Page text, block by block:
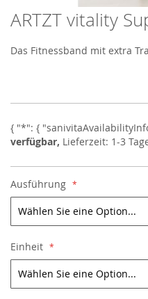
Skip
to
the
beginning
images
ARTZT vitality
Das Fitnessband mit extra
verfügbar, Lieferzeit: 1-3
Ausführung
Einheit